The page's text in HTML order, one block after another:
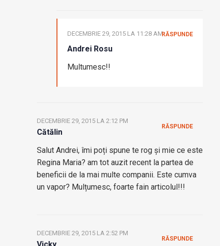
Andrei Rosu
DECEMBRIE 29, 2015 LA 11:28 AM
Multumesc!!
RĂSPUNDE
Cătălin
DECEMBRIE 29, 2015 LA 2:12 PM
Salut Andrei, îmi poți spune te rog și mie ce este
Regina Maria? am tot auzit recent la partea de
beneficii de la mai multe companii. Este cumva
un vapor? Mulțumesc, foarte fain articolul!!!
RĂSPUNDE
DECEMBRIE 29, 2015 LA 2:52 PM
RĂSPUNDE